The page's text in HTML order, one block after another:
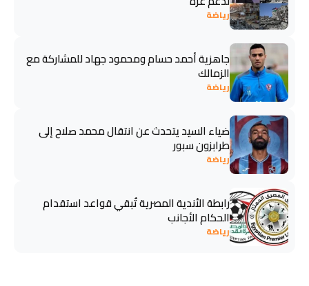
رياضة
جاهزية أحمد حسام ومحمود جهاد للمشاركة مع
الزمالك
رياضة
ضياء السيد يتحدث عن انتقال محمد صلاح إلى
طرابزون سبور
رياضة
رابطة الأندية المصرية تُبقي قواعد استقدام
الحكام الأجانب
رياضة